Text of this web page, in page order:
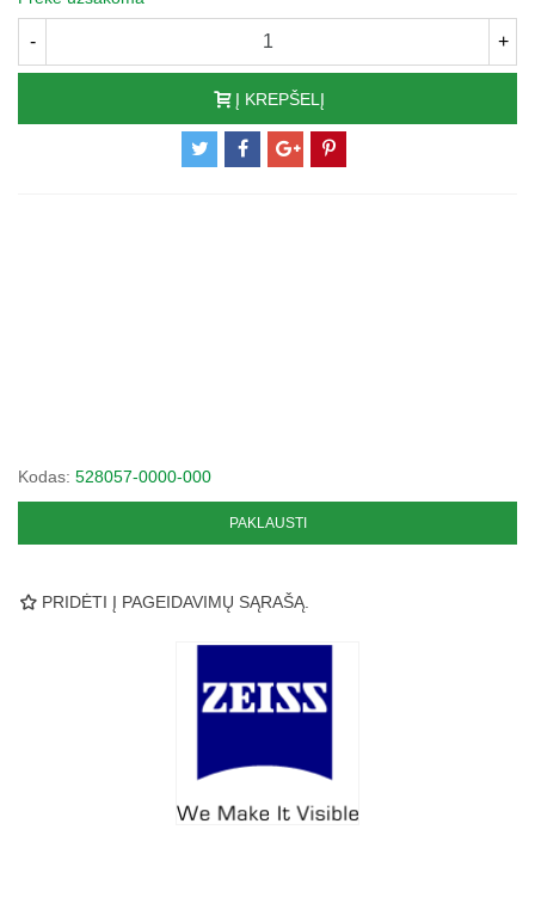
- +
Į KREPŠELĮ
Kodas: 528057-0000-000
PAKLAUSTI
PRIDĖTI Į PAGEIDAVIMŲ SĄRAŠĄ.